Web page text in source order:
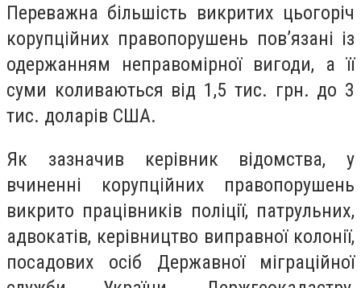
Переважна більшість викритих цьогоріч
корупційних правопорушень пов’язані із
одержанням неправомірної вигоди, а її
суми коливаються від 1,5 тис. грн. до 3
тис. доларів США.
Як зазначив керівник відомства, у
вчиненні корупційних правопорушень
викрито працівників поліції, патрульних,
адвокатів, керівництво виправної колонії,
посадових осіб Державної міграційної